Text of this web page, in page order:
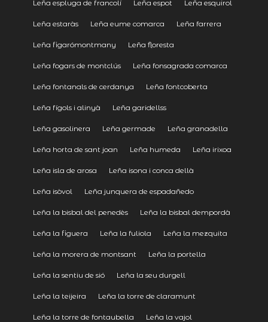
Leña espluga de francolí Leña espot Leña esquirol
Leña estaràs Leña eume comarca Leña farrera
Leña figarómontmany Leña floresta
Leña fogars de montclús Leña fonsagrada comarca
Leña fontanals de cerdanya Leña fontcoberta
Leña fígols i alinyà Leña garidellss
Leña gasolinera Leña germade Leña granadella
Leña horta de sant joan Leña humeda Leña irixoa
Leña isla de arosa Leña isona i conca dellà
Leña isòvol Leña junquera de espadañedo
Leña la bisbal del penedès Leña la bisbal dempordà
Leña la figuera Leña la fuliola Leña la mezquita
Leña la morera de montsant Leña la portella
Leña la sentiu de sió Leña la seu durgell
Leña la teijeira Leña la torre de claramunt
Leña la torre de fontaubella Leña la vajol